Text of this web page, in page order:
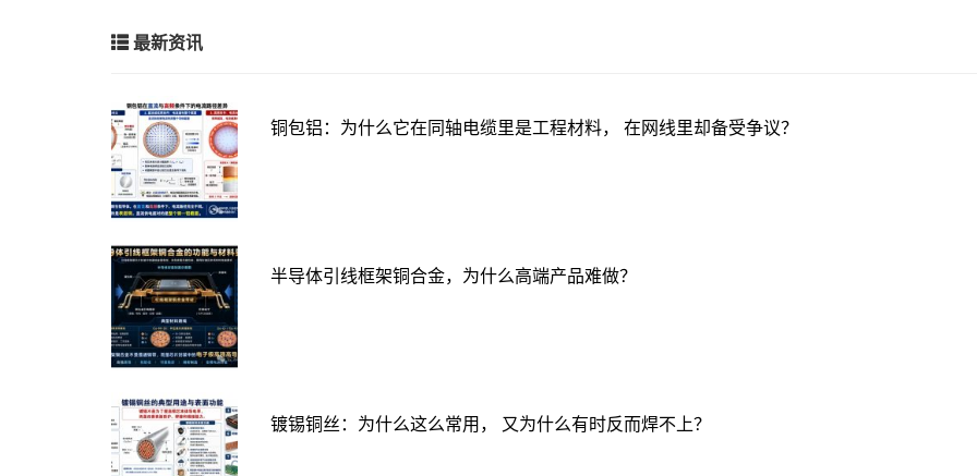
最新资讯
铜包铝：为什么它在同轴电缆里是工程材料， 在网线里却备受争议？
半导体引线框架铜合金，为什么高端产品难做？
镀锡铜丝：为什么这么常用， 又为什么有时反而焊不上？